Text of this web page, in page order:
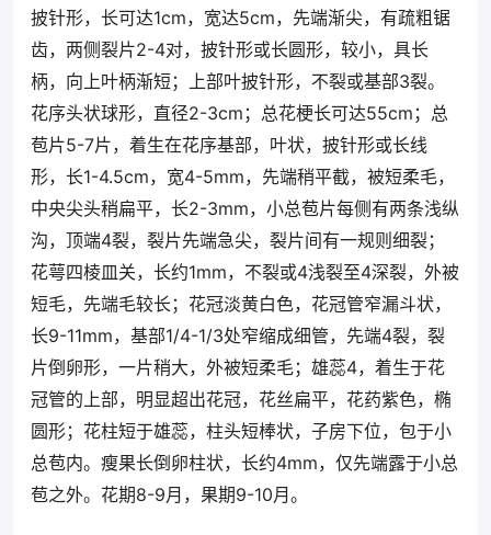
披针形，长可达1cm，宽达5cm，先端渐尖，有疏粗锯
齿，两侧裂片2-4对，披针形或长圆形，较小，具长
柄，向上叶柄渐短；上部叶披针形，不裂或基部3裂。
花序头状球形，直径2-3cm；总花梗长可达55cm；总
苞片5-7片，着生在花序基部，叶状，披针形或长线
形，长1-4.5cm，宽4-5mm，先端稍平截，被短柔毛，
中央尖头稍扁平，长2-3mm，小总苞片每侧有两条浅纵
沟，顶端4裂，裂片先端急尖，裂片间有一规则细裂；
花萼四棱皿关，长约1mm，不裂或4浅裂至4深裂，外被
短毛，先端毛较长；花冠淡黄白色，花冠管窄漏斗状，
长9-11mm，基部1/4-1/3处窄缩成细管，先端4裂，裂
片倒卵形，一片稍大，外被短柔毛；雄蕊4，着生于花
冠管的上部，明显超出花冠，花丝扁平，花药紫色，椭
圆形；花柱短于雄蕊，柱头短棒状，子房下位，包于小
总苞内。瘦果长倒卵柱状，长约4mm，仅先端露于小总
苞之外。花期8-9月，果期9-10月。